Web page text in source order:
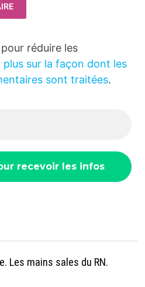
réduire les
plus sur la façon dont les
sont traitées.
Les mains sales du RN.